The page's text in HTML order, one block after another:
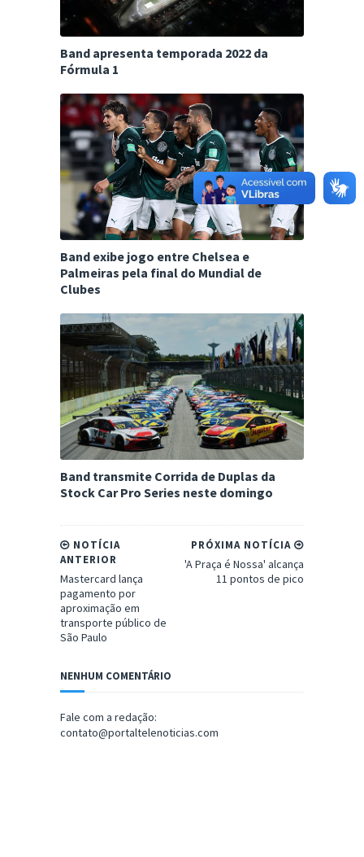
Band apresenta temporada 2022 da
Fórmula 1
Band exibe jogo entre Chelsea e
Palmeiras pela final do Mundial de
Clubes
Band transmite Corrida de Duplas da
Stock Car Pro Series neste domingo
PRÓXIMA NOTÍCIA
'A Praça é Nossa' alcança
11 pontos de pico
NOTÍCIA
ANTERIOR
Mastercard lança
pagamento por
aproximação em
transporte público de
São Paulo
NENHUM COMENTÁRIO
Fale com a redação:
contato@portaltelenoticias.com